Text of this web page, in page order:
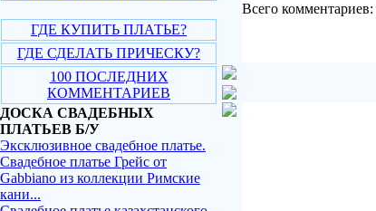
ГДЕ КУПИТЬ ПЛАТЬЕ?
ГДЕ СДЕЛАТЬ ПРИЧЕСКУ?
100 ПОСЛЕДНИХ
КОММЕНТАРИЕВ
ДОСКА СВАДЕБНЫХ
ПЛАТЬЕВ Б/У
Эксклюзивное свадебное платье.
Свадебное платье Грейс от
Gabbiano из коллекции Римские
кани...
Всего комментариев: